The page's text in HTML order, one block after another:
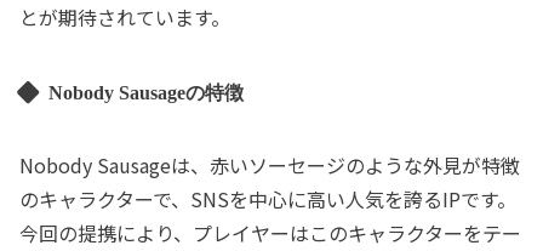
とが期待されています。
Nobody Sausageの特徴
Nobody Sausageは、赤いソーセージのような外見が特徴
のキャラクターで、SNSを中心に高い人気を誇るIPです。
今回の提携により、プレイヤーはこのキャラクターをテー